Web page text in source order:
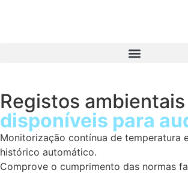
Registos
disponíveis para
Monitorização contínua de temperatura
histórico automático.
Comprove o cumprimento das normas